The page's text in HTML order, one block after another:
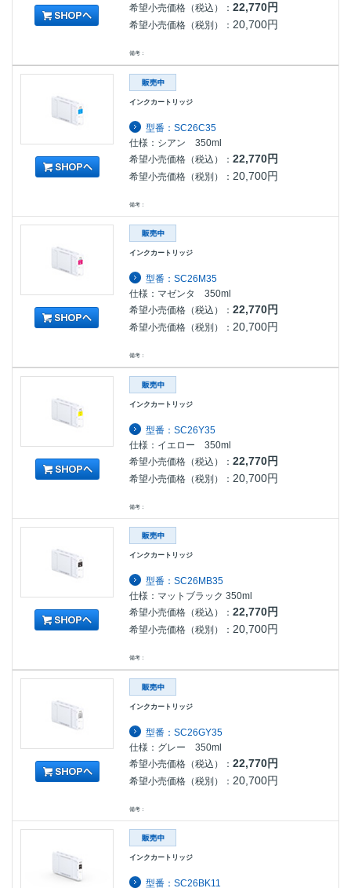
希望小売価格（税込）： 22,770円
希望小売価格（税別）： 20,700円
備考：
インクカートリッジ
型番：SC26C35
仕様：シアン 350ml
希望小売価格（税込）：22,770円
希望小売価格（税別）： 20,700円
備考：
インクカートリッジ
型番：SC26M35
仕様：マゼンタ 350ml
希望小売価格（税込）： 22,770円
希望小売価格（税別）： 20,700円
備考：
インクカートリッジ
型番：SC26Y35
仕様：イエロー 350ml
希望小売価格（税込）：22,770円
希望小売価格（税別）： 20,700円
備考：
インクカートリッジ
型番：SC26MB35
仕様：マットブラック 350ml
希望小売価格（税込）： 22,770円
希望小売価格（税別）： 20,700円
備考：
インクカートリッジ
型番：SC26GY35
仕様：グレー 350ml
希望小売価格（税込）：22,770円
希望小売価格（税別）： 20,700円
備考：
インクカートリッジ
型番：SC26BK11